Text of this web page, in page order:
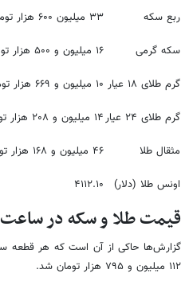
ربع سکه ۳۳ میلیون ۶۰۰ هزار تومان
سکه گرمی ۱۶ میلیون و ۵۰۰ هزار تومان
گرم طلای ۱۸ عیار ۱۰ میلیون و ۶۶۹ هزار تومان
گرم طلای ۲۴ عیار ۱۴ میلیون و ۲۰۸ هزار تومان
مثقال طلا ۴۶ میلیون و ۱۶۸ هزار تومان
اونس طلا (دلار) ۴۱۱۲.۱۰
قیمت طلا و سکه در ساعت
۱۱۲ میلیون و ۷۹۵ هزار تومان شد.